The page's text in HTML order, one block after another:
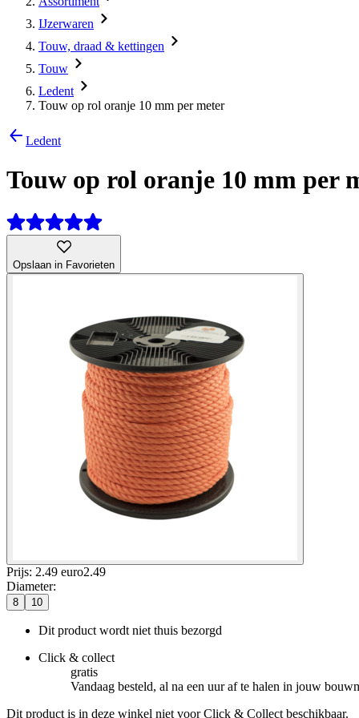
IJzerwaren
Touw, draad & kettingen
Touw
Ledent
Touw op rol oranje 10 mm per meter
Ledent
Touw op rol oranje 10 mm per
Opslaan in Favorieten
Prijs: 2.49 euro2.49
Diameter:
8 10
Dit product wordt niet thuis bezorgd
Click & collect
gratis
Vandaag besteld, al na een uur af te halen in jouw
Dit product is in deze winkel niet voor Click & Collect beschikbaar.